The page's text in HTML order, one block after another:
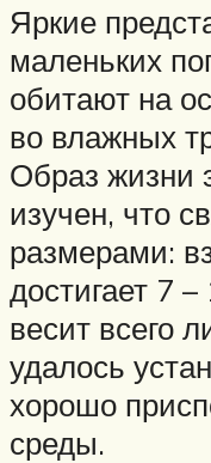
Яркие
маленьких
обитают на
во влажных
Образ жизни
изучен, что
размерами:
достигает 7
весит всего
удалось
хорошо
среды.